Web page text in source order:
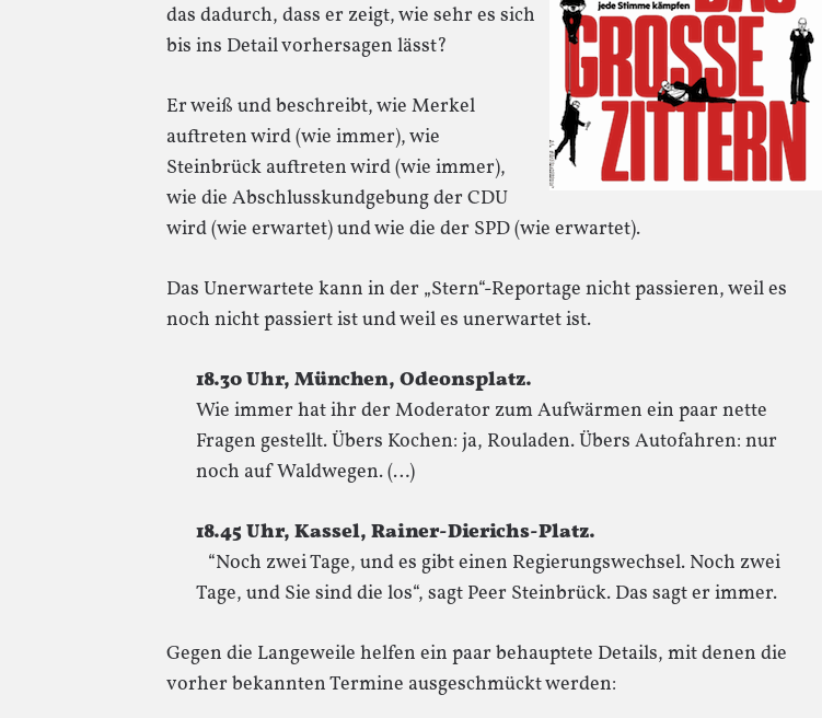
das dadurch, dass er zeigt, wie sehr es sich
bis ins Detail vorhersagen lässt?
Er weiß und beschreibt, wie Merkel
auftreten wird (wie immer), wie
Steinbrück auftreten wird (wie immer),
wie die Abschlusskundgebung der CDU
wird (wie erwartet) und wie die der SPD (wie erwartet).
Das Unerwartete kann in der „Stern“-Reportage nicht passieren, weil es
noch nicht passiert ist und weil es unerwartet ist.
18.30 Uhr, München, Odeonsplatz.
Wie immer hat ihr der Moderator zum Aufwärmen ein paar nette
Fragen gestellt. Übers Kochen: ja, Rouladen. Übers Autofahren: nur
noch auf Waldwegen. (…)
18.45 Uhr, Kassel, Rainer-Dierichs-Platz.
“Noch zwei Tage, und es gibt einen Regierungswechsel. Noch zwei
Tage, und Sie sind die los“, sagt Peer Steinbrück. Das sagt er immer.
Gegen die Langeweile helfen ein paar behauptete Details, mit denen die
vorher bekannten Termine ausgeschmückt werden: